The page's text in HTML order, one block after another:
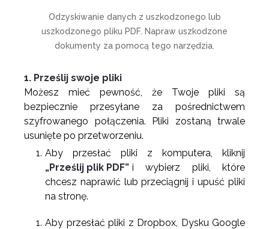
Odzyskiwanie danych z uszkodzonego lub
uszkodzonego pliku PDF. Napraw uszkodzone
dokumenty za pomocą tego narzędzia.
1. Prześlij swoje pliki
Możesz mieć pewność, że Twoje pliki są
bezpiecznie przesyłane za pośrednictwem
szyfrowanego połączenia. Pliki zostaną trwale
usunięte po przetworzeniu.
Aby przesłać pliki z komputera, kliknij
„Prześlij plik PDF” i wybierz pliki, które
chcesz naprawić lub przeciągnij i upuść pliki
na stronę.
Aby przesłać pliki z Dropbox, Dysku Google